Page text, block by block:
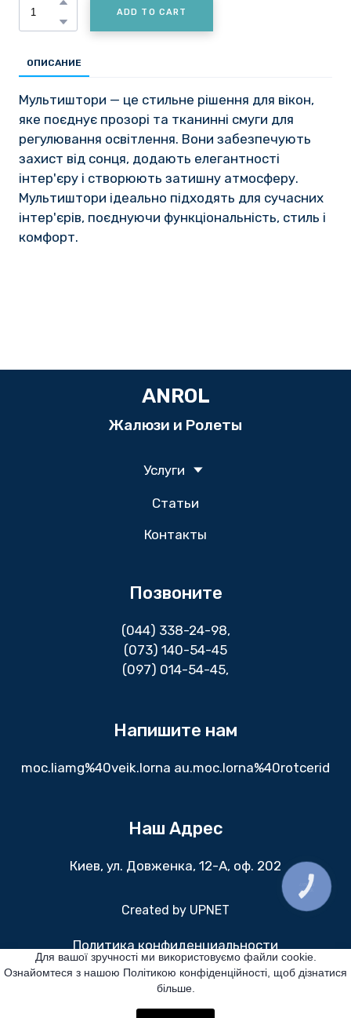
ADD TO CART
ОПИСАНИЕ
Мультиштори — це стильне рішення для вікон,
яке поєднує прозорі та тканинні смуги для
регулювання освітлення. Вони забезпечують
захист від сонця, додають елегантності
інтер'єру і створюють затишну атмосферу.
Мультиштори ідеально підходять для сучасних
інтер'єрів, поєднуючи функціональність, стиль і
комфорт.
ANROL
Жалюзи и Ролеты
Услуги
Статьи
Контакты
Позвоните
(044) 338-24-98,
(073) 140-54-45
(097) 014-54-45,
Напишите нам
moc.liamg%40veik.lorna au.moc.lorna%40rotcerid
Наш Адрес
Киев, ул. Довженка, 12-А, оф. 202
Created by UPNET
Политика конфиденциальности
Все права защищены
Для вашої зручності ми використовуємо файли cookie.
Ознайомтеся з нашою Політикою конфіденційності, щоб дізнатися
більше.
КНОПКА
ЗВ'ЯЗКУ